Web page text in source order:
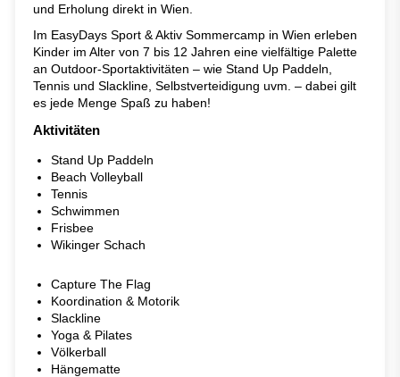
und Erholung direkt in Wien.
Im EasyDays Sport & Aktiv Sommercamp in Wien erleben
Kinder im Alter von 7 bis 12 Jahren eine vielfältige Palette
an Outdoor-Sportaktivitäten – wie Stand Up Paddeln,
Tennis und Slackline, Selbstverteidigung uvm. – dabei gilt
es jede Menge Spaß zu haben!
Aktivitäten
Stand Up Paddeln
Beach Volleyball
Tennis
Schwimmen
Frisbee
Wikinger Schach
Capture The Flag
Koordination & Motorik
Slackline
Yoga & Pilates
Völkerball
Hängematte